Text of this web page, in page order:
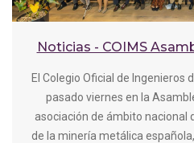
Noticias - COIMS
El Colegio Oficial de Ingenieros
pasado viernes en la
asociación de ámbito nacional
de la minería metálica